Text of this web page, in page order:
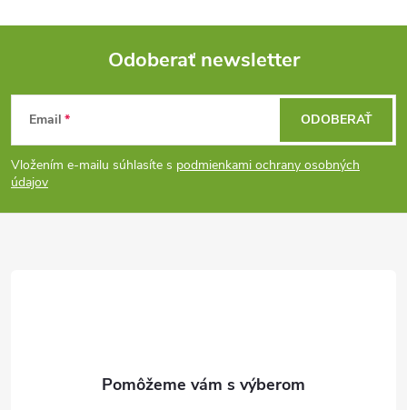
Z
á
p
Odoberať newsletter
Email
Vložením e-mailu súhlasíte s podmienkami ochrany osobných
údajov
ODOBERAŤ